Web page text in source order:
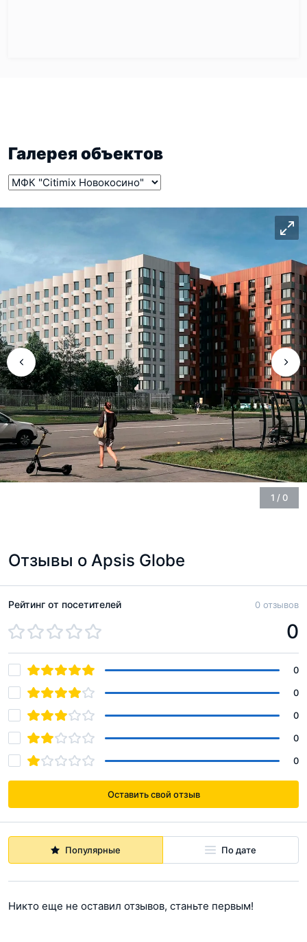
Галерея объектов
1 / 0
Отзывы о Apsis Globe
Оставить свой отзыв
Популярные По дате
Никто еще не оставил отзывов, станьте первым!
Рейтинг от посетителей 0 отзывов
0
0
0
0
0
0